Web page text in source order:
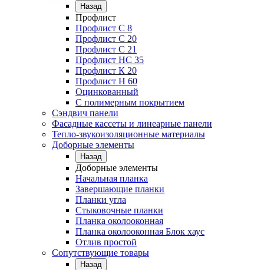
Назад
Профлист
Профлист С 8
Профлист С 20
Профлист C 21
Профлист НС 35
Профлист К 20
Профлист Н 60
Оцинкованный
С полимерным покрытием
Сэндвич панели
Фасадные кассеты и линеарные панели
Тепло-звукоизоляционные материалы
Доборные элементы
Назад
Доборные элементы
Начальная планка
Завершающие планки
Планки угла
Стыковочные планки
Планка околооконная
Планка околооконная Блок хаус
Отлив простой
Сопутствующие товары
Назад